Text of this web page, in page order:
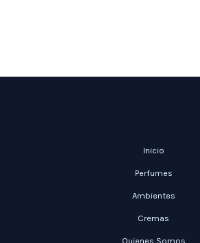
Inicio
Perfumes
Ambientes
Cremas
Quienes Somos